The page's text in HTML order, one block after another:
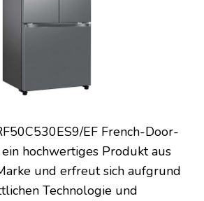
EF French-Door-
hochwertiges Produkt aus
und erfreut sich aufgrund
Technologie und